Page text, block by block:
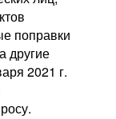
поправки
другие
2021 г.